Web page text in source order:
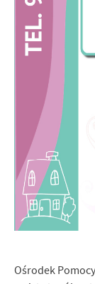
Ośrodek
Firmy te
treści w postaci